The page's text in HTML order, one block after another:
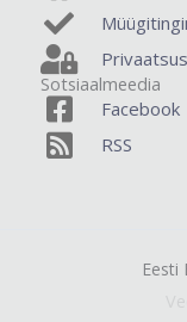
Sotsiaalmeedia
Facebook
RSS
Eesti